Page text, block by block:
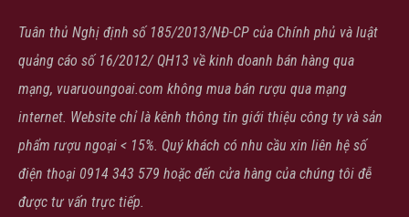
Tuân thủ Nghị định số 185/2013/NĐ-CP của Chính phủ và luật
quảng cáo số 16/2012/ QH13 về kinh doanh bán hàng qua
mạng, vuaruoungoai.com không mua bán rượu qua mạng
internet. Website chỉ là kênh thông tin giới thiệu công ty và sản
phẩm rượu ngoại < 15%. Quý khách có nhu cầu xin liên hệ số
điện thoại 0914 343 579 hoặc đến cửa hàng của chúng tôi đễ
được tư vấn trực tiếp.